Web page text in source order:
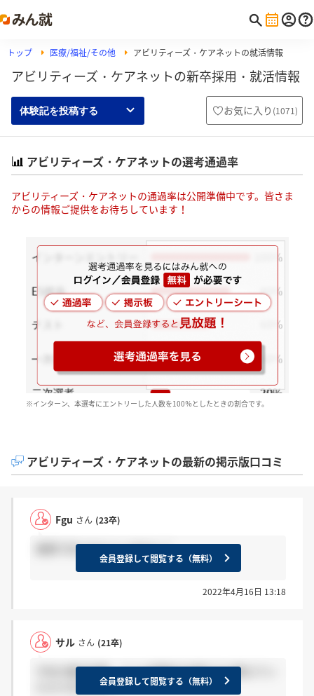
トップ 医療/福祉/その他 アビリティーズ・ケアネットの就活情報
アビリティーズ・ケアネットの新卒採用・就活情報
体験記を投稿する お気に入り (1071)
アビリティーズ・ケアネットの選考通過率
アビリティーズ・ケアネットの通過率は公開準備中です。皆さま
からの情報ご提供をお待ちしています！
※インターン、本選考にエントリーした人数を100％としたときの割合です。
アビリティーズ・ケアネットの最新の掲示版口コミ
Fgu さん (23卒)
書類で祈られた人いません？
会員登録して閲覧する（無料）
2022年4月16日 13:18
サル さん (21卒)
今年の筆記試験、どんな問題が出題するか教えてい
ただけませんか？会員登録して閲覧する（無料）